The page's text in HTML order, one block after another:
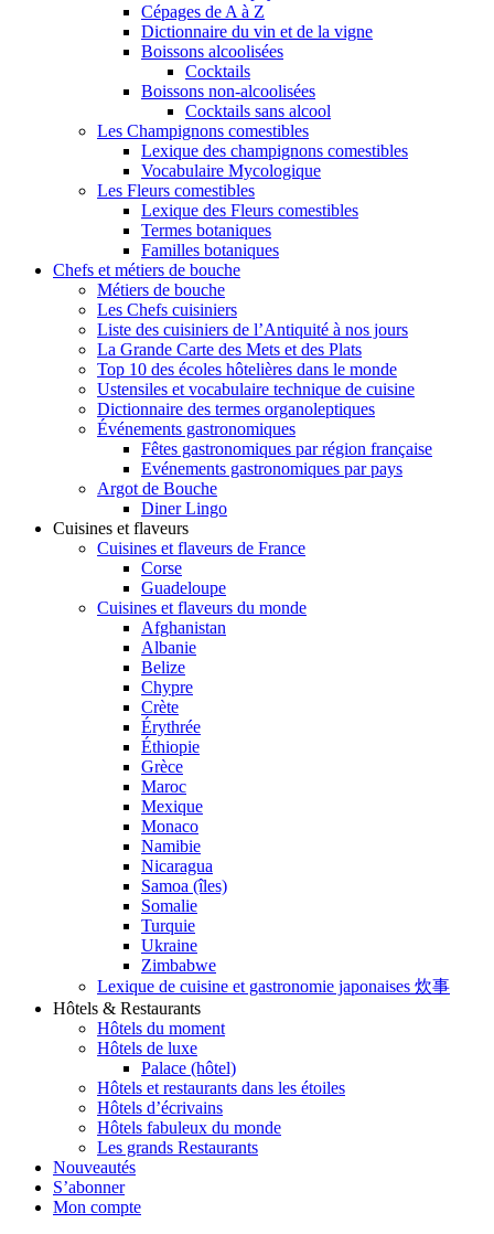
Cépages de A à Z
Dictionnaire du vin et de la vigne
Boissons alcoolisées
Cocktails
Boissons non-alcoolisées
Cocktails sans alcool
Les Champignons comestibles
Lexique des champignons comestibles
Vocabulaire Mycologique
Les Fleurs comestibles
Lexique des Fleurs comestibles
Termes botaniques
Familles botaniques
Chefs et métiers de bouche
Métiers de bouche
Les Chefs cuisiniers
Liste des cuisiniers de l’Antiquité à nos jours
La Grande Carte des Mets et des Plats
Top 10 des écoles hôtelières dans le monde
Ustensiles et vocabulaire technique de cuisine
Dictionnaire des termes organoleptiques
Événements gastronomiques
Fêtes gastronomiques par région française
Evénements gastronomiques par pays
Argot de Bouche
Diner Lingo
Cuisines et flaveurs
Cuisines et flaveurs de France
Corse
Guadeloupe
Cuisines et flaveurs du monde
Afghanistan
Albanie
Belize
Chypre
Crète
Érythrée
Éthiopie
Grèce
Maroc
Mexique
Monaco
Namibie
Nicaragua
Samoa (îles)
Somalie
Turquie
Ukraine
Zimbabwe
Lexique de cuisine et gastronomie japonaises 炊事
Hôtels & Restaurants
Hôtels du moment
Hôtels de luxe
Palace (hôtel)
Hôtels et restaurants dans les étoiles
Hôtels d’écrivains
Hôtels fabuleux du monde
Les grands Restaurants
Nouveautés
S’abonner
Mon compte